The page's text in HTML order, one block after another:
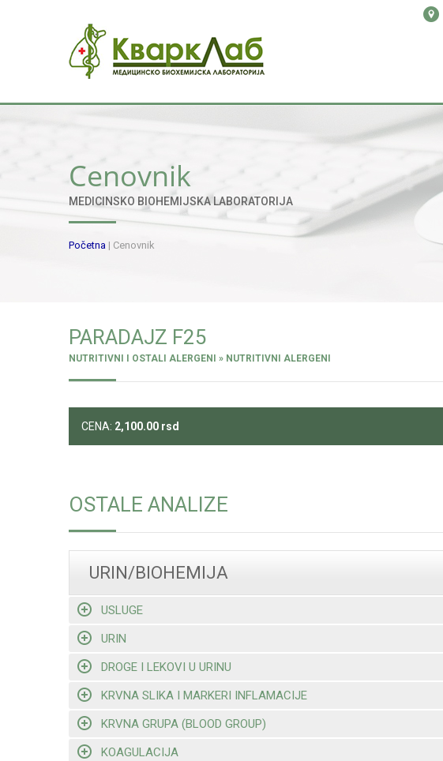
Cenovnik
MEDICINSKO BIOHEMIJSKA LABORATORIJA
Početna | Cenovnik
PARADAJZ F25
NUTRITIVNI I OSTALI ALERGENI » NUTRITIVNI ALERGENI
CENA: 2,100.00 rsd
OSTALE ANALIZE
URIN/BIOHEMIJA
USLUGE
URIN
DROGE I LEKOVI U URINU
KRVNA SLIKA I MARKERI INFLAMACIJE
KRVNA GRUPA (BLOOD GROUP)
KOAGULACIJA